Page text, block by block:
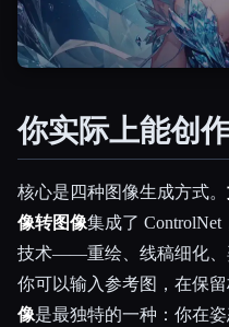
Esc
你实际上能创
核心是四种图像生成方式。
像转图像集成了
技术——重绘、线稿细化
你可以输入参考图，在保留
像是最独特的一种：你在